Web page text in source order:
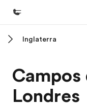
Programas
Saiba tudo que oferecemos
Inglaterra
Londres